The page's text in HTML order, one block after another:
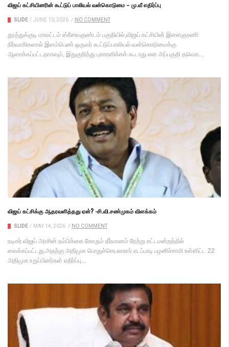
விஜய் கட்சியினரின் கூட்டுப் பாலியல் வன்கொடுமை – மு.வீ எதிர்ப்பு
SLIDE / JUNE 10, 2026 / NO COMMENT
தூத்துக்குடி மாவட்டம் ஸ்ரீவைகுண்டம் பகுதியில்,விஜய் கட்சியின் இளைஞரணி
நிர்வாகிகளால் இளம்பெண் ஒருவர் கூட்டுப்பாலியல் வன்கொடுமைக்கு
ஆளாக்கப்பட்டதாகவும், இதுகுறித்து புகாரளிக்கக் கூடாது என அப்பகுதி தவெக...
விஜய் கட்சிக்கு ஆதரவளித்தது ஏன்? -சி.வி.சண்முகம் விளக்கம்
SLIDE / MAY 14, 2026 / NO COMMENT
நடிகர் விஜய் அரசின் நம்பிக்கை கோரும் தீர்மானம் நேற்று சட்டமன்றத்தில்
வைக்கப்பட்டது.அதற்கு அதிமுக பொதுச்செயலாளர் எடப்பாடி பழனிச்சாமி உள்ளிட்ட 22
அதிமுக உறுப்பினர்கள் எதிர்ப்பு...